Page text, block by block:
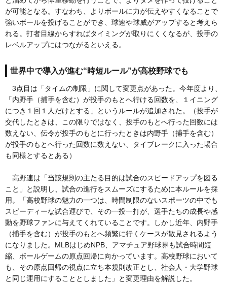
が可能となる。すなわち、よりボールに力が伝えやすくなることで
強いボールを投げることができ、球速や球威がアップすると考えら
れる。打者目線からすればタイミングが取りにくくなるが、投手の
レベルアップにはつながるといえる。
世界中で導入が進む“時短ルール”が高校野球でも
3点目は「タイムの制限」に関して変更点があった。今年度より、
「内野手（捕手を含む）が投手のもとへ行ける回数を、１イニング
につき１回１人だけとする」というルールが追加された。（投手が
交代したときは、この限りではなく、投手のもとへ行った回数には
数えない、伝令が投手のもとに行ったときは内野手（捕手を含む）
が投手のもとへ行った回数に数えない、タイブレークに入った場合
も同様とするとある）
高野連は「当該規則の主たる目的は試合のスピードアップを図る
こと」と説明し、試合の進行をスムーズにするために本ルールを採
用。「高校野球の魅力の一つは、時間制限のないスポーツの中でも
スピーディーな試合運びで、その一投一打が、選手たちの成長や感
動を野球ファンに与えてくれていることです。しかし近年、内野手
（捕手を含む）が投手のもとへ頻繁に行くケースが散見されるよう
になりました。MLBはじめNPB、アマチュア野球界も試合時間短
縮、ボールゲームの原点回帰に向かっています。高校野球において
も、その原点回帰の視点に立ち本規則改正とし、社会人・大学野球
と同じ運用にすることとしました」と変更理由を解説した。